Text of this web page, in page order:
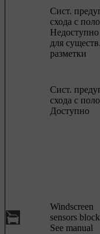
Сист.
схода с
Недоступно
для существ.
разметки
Сист.
схода с
Доступно
Windscreen
sensors
See manual